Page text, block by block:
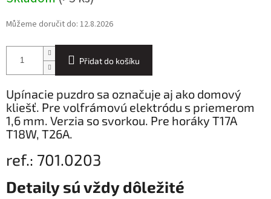
Můžeme doručit do: 12.8.2026
Přidat do košíku
Upínacie puzdro sa označuje aj ako domový
kliešť. Pre volfrámovú elektródu s priemerom
1,6 mm. Verzia so svorkou. Pre horáky T17A
T18W, T26A.
ref.: 701.0203
Detaily sú vždy dôležité